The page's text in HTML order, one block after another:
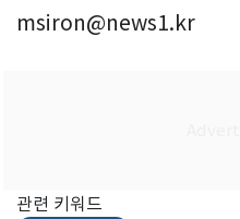
msiron@news1.kr
관련 키워드